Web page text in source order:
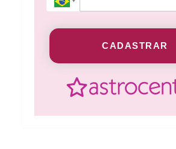
CADASTRAR